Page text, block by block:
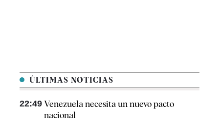
ÚLTIMAS NOTICIAS
22:49 Venezuela necesita un nuevo pacto
nacional